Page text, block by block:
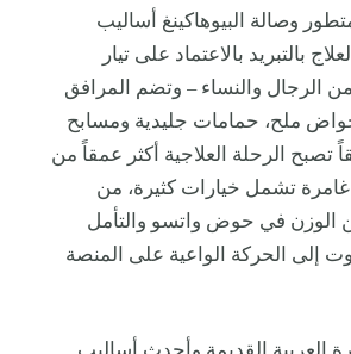
وصالة البيوهاكينغ أساليب
بالتبريد بالاعتماد على تيار
الرجال والنساء – وتضم المرافق
ملح، حمامات جليدية ومسابح
تصبح الرحلة العلاجية أكثر عمقاً من
تشمل خيارات كثيرة، من
الوزن في حوض واتسو والتأمل
إلى الحركة الواعية على المنصة